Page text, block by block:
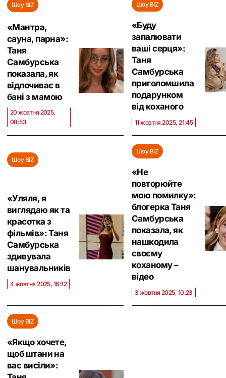
Шоу BIZ
«Мантра,
сауна, парна»:
Таня
Самбурська
показала, як
відпочиває в
бані з мамою
20 жовтня 2025,
08:53
Шоу BIZ
«Буду
запалювати
ваші серця»:
Таня
Самбурська
приголомшила
подарунком
від коханого
11 жовтня 2025, 21:45
Шоу BIZ
«Уляля, я
виглядаю як та
красотка з
фільмів»: Таня
Самбурська
здивувала
шанувальників
4 жовтня 2025, 16:12
Шоу BIZ
«Не
повторюйте
мою помилку»:
блогерка Таня
Самбурська
показала, як
нашкодила
своєму
коханому –
відео
3 жовтня 2025, 10:23
Шоу BIZ
«Якщо хочете,
щоб штани на
вас висіли»: